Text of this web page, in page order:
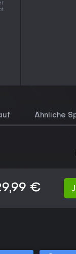
Ähnliche
€